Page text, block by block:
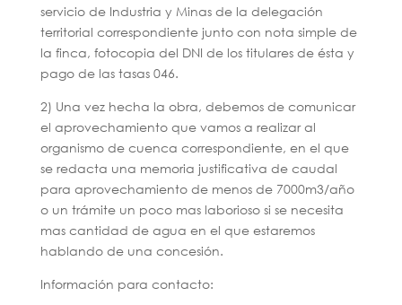
servicio de Industria y Minas de la delegación
territorial correspondiente junto con nota simple de
la finca, fotocopia del DNI de los titulares de ésta y
pago de las tasas 046.
2) Una vez hecha la obra, debemos de comunicar
el aprovechamiento que vamos a realizar al
organismo de cuenca correspondiente, en el que
se redacta una memoria justificativa de caudal
para aprovechamiento de menos de 7000m3/año
o un trámite un poco mas laborioso si se necesita
mas cantidad de agua en el que estaremos
hablando de una concesión.
Información para contacto: